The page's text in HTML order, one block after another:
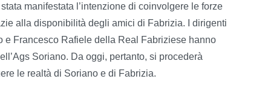
manifestata l’intenzione di coinvolgere le forze
alla disponibilità degli amici di Fabrizia. I dirigenti
Francesco Rafiele della Real Fabriziese hanno
Soriano. Da oggi, pertanto, si procederà
le realtà di Soriano e di Fabrizia.